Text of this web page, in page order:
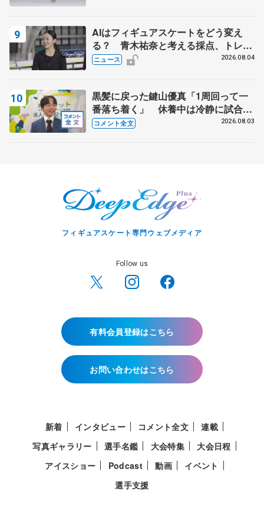
AIはフィギュアスケートをどう変え
る？ 青木祐奈と考える採点、トレー
ニングの未来
ニュース 2026.08.04
黒髪に戻った鍵山優真「1周回って一
番落ち着く」 休養中は冷静に試合を
観戦する機会にも
コメント全文 2026.08.03
フィギュアスケート専門ウェブメディア
Follow us
有料会員登録はこちら
お問い合わせはこちら
新着 インタビュー コメント全文
連載
写真ギャラリー
選手名鑑 大会特集
大会日程
アイスショー
Podcast 動画
イベント
選手支援